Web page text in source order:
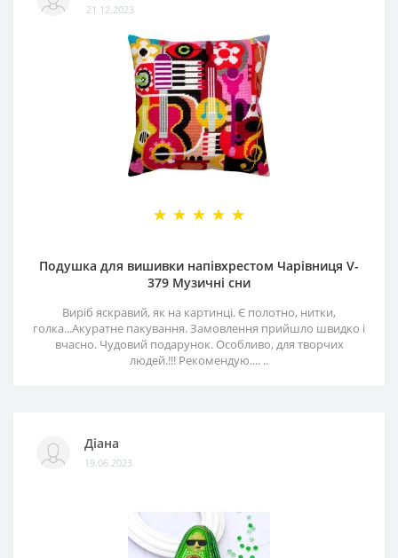
21.12.2023
Подушка для вишивки напівхрестом Чарівниця V-
379 Музичні сни
Виріб яскравий, як на картинці. Є полотно, нитки,
голка...Акуратне пакування. Замовлення прийшло швидко і
вчасно. Чудовий подарунок. Особливо, для творчих
людей.!!! Рекомендую.... ..
Діана
19.06.2023